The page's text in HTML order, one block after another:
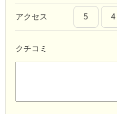
アクセス 5 4
クチコミ